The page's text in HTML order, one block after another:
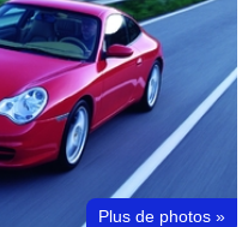
Plus de photos »